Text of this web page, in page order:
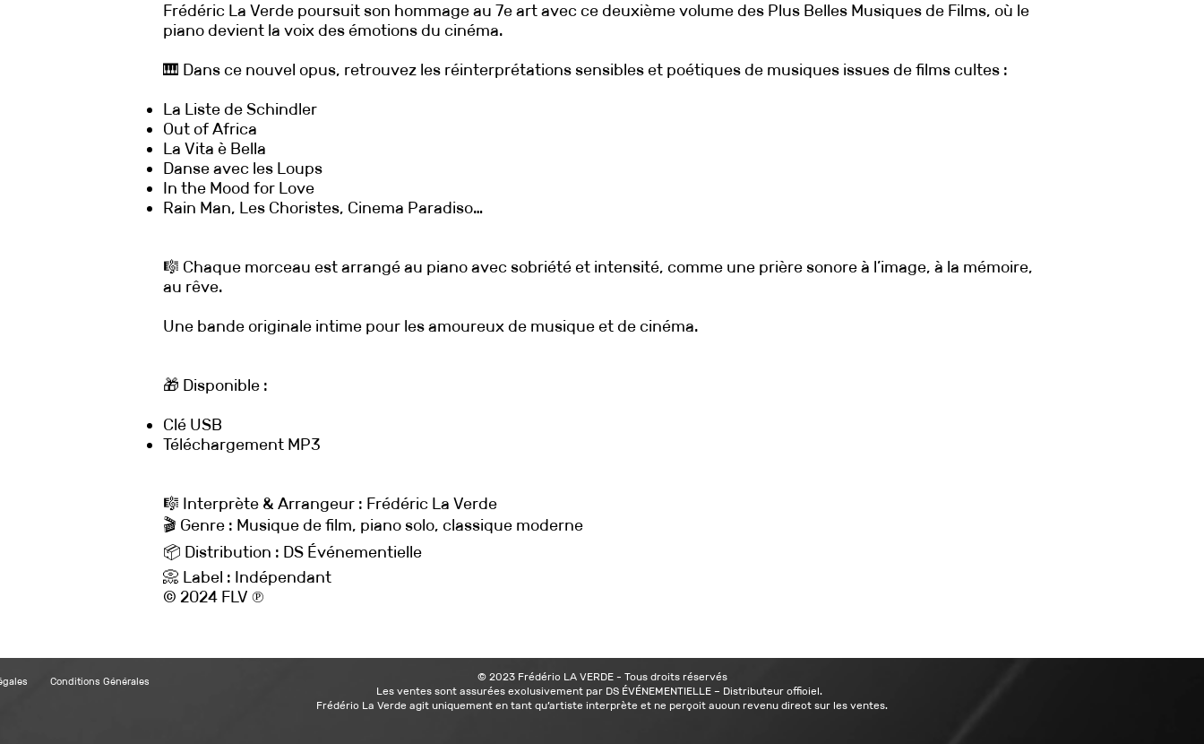
Frédéric La Verde poursuit son hommage au 7e art avec ce deuxième volume des Plus Belles Musiques de Films, où le
piano devient la voix des émotions du cinéma.
🎹 Dans ce nouvel opus, retrouvez les réinterprétations sensibles et poétiques de musiques issues de films cultes :
La Liste de Schindler
Out of Africa
La Vita è Bella
Danse avec les Loups
In the Mood for Love
Rain Man, Les Choristes, Cinema Paradiso…
🎼 Chaque morceau est arrangé au piano avec sobriété et intensité, comme une prière sonore à l’image, à la mémoire,
au rêve.
Une bande originale intime pour les amoureux de musique et de cinéma.
🎁 Disponible :
Clé USB
Téléchargement MP3
🎼 Interprète & Arrangeur : Frédéric La Verde
🎬 Genre : Musique de film, piano solo, classique moderne
📦 Distribution : DS Événementielle
📀 Label : Indépendant
© 2024 FLV ℗
Conditions Générales
© 2023 Frédéric LA VERDE - Tous droits réservés
Les ventes sont assurées exclusivement par DS ÉVÉNEMENTIELLE – Distributeur officiel.
Frédéric La Verde agit uniquement en tant qu’artiste interprète et ne perçoit aucun revenu direct sur les ventes.